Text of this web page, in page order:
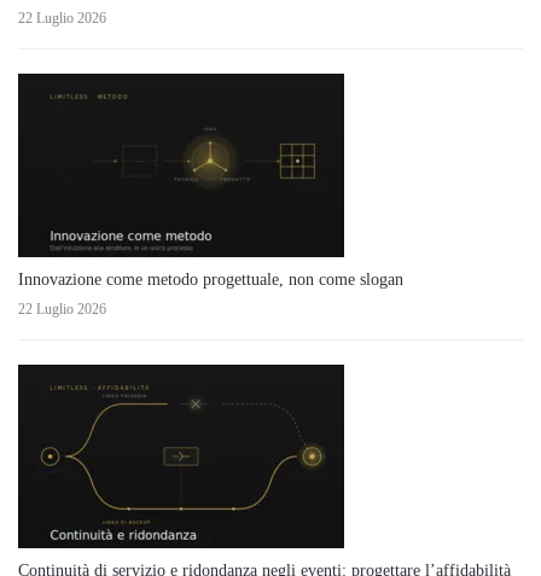
22 Luglio 2026
Innovazione come metodo progettuale, non come slogan
22 Luglio 2026
Continuità di servizio e ridondanza negli eventi: progettare l’affidabilità